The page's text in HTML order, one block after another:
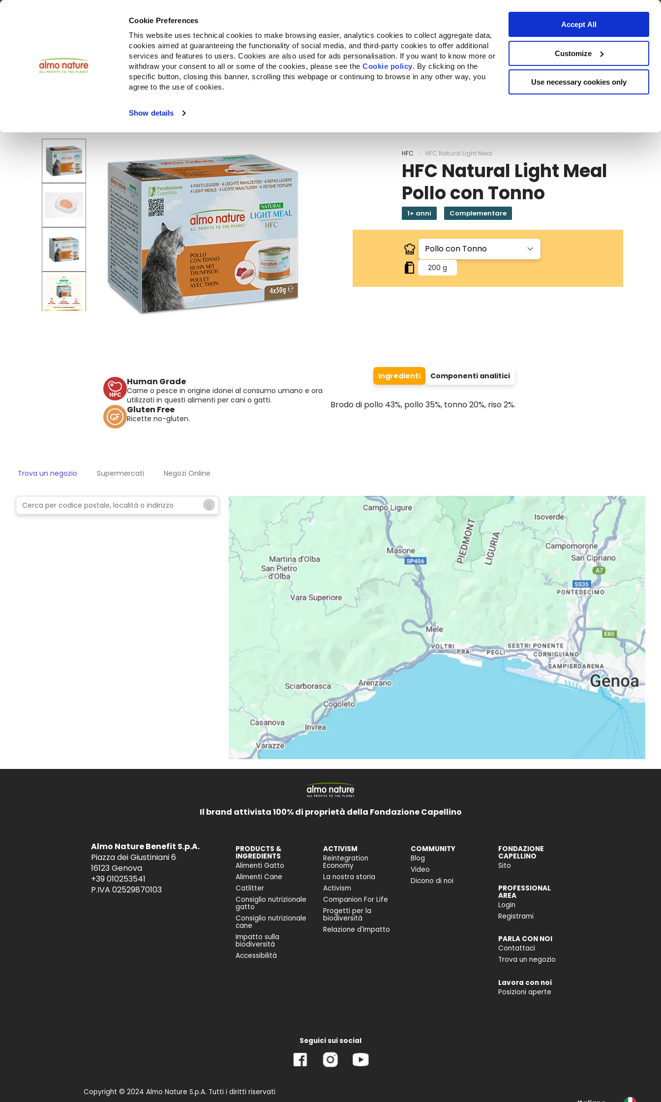
Cookie Preferences
This website uses technical cookies to make browsing easier, analytics cookies to collect aggregate data,
cookies aimed at guaranteeing the functionality of social media, and third-party cookies to offer additional
services and features to users. Cookies are also used for ads personalisation. If you want to know more or
withdraw your consent to all or some of the cookies, please see theCookie policy. By clicking on the
specific button, closing this banner, scrolling this webpage or continuing to browse in any other way, you
agree to the use of cookies.
Show details
Accept All
Customize
Use necessary cookies only
Prodotti Companion for Life Bando Companion for Life Chi siamo Dove acquistare
Choose another country or region to see content specific to your location.
HFC HFC Natural Light Meal
HFC Natural Light Meal
Pollo con Tonno
1+ anni Complementare
200 g
Human Grade
Carne o pesce in origine idonei al consumo umano e ora
utilizzati in questi alimenti per cani o gatti.
Gluten Free
Ricette no-gluten.
Ingredienti Componenti analitici
Brodo di pollo 43%, pollo 35%, tonno 20%, riso 2%.
Trova un negozio Supermercati Negozi Online
Il brand attivista 100% di proprietà della Fondazione Capellino
Almo Nature Benefit S.p.A.
Piazza dei Giustiniani 6
16123 Genova
+39 010253541
P.IVA 02529870103
PRODUCTS &
INGREDIENTS
Alimenti Gatto
Alimenti Cane
Catlitter
Consiglio nutrizionale
gatto
Consiglio nutrizionale
cane
Impatto sulla
biodiversità
Accessibilità
ACTIVISM
Reintegration
Economy
La nostra storia
Activism
Companion For Life
Progetti per la
biodiversità
Relazione d'Impatto
COMMUNITY
Blog
Video
Dicono di noi
FONDAZIONE
CAPELLINO
Sito
PROFESSIONAL
AREA
Login
Registrami
PARLA CON NOI
Contattaci
Trova un negozio
Lavora con noi
Posizioni aperte
Seguici sui social
Copyright © 2024 Almo Nature S.p.A. Tutti i diritti riservati